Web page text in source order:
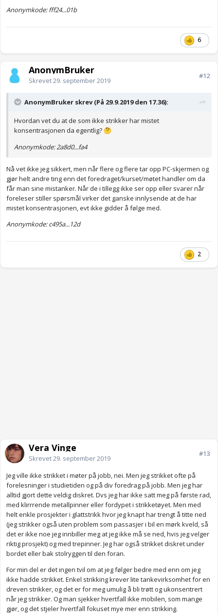
Anonymkode: fff24...01b
6
AnonymBruker
Skrevet29. september 2019
#12
AnonymBruker skrev (På 29.9.2019 den 17.36):
Hvordan vet du at de som ikke strikker har mistet
konsentrasjonen da egentlig? 🤔
Anonymkode: 2a8d0...fa4
Nå vet ikke jeg sikkert, men når flere og flere tar opp PC-skjermen og
gjør helt andre ting enn det foredraget/kurset/møtet handler om da
får man sine mistanker. Når de i tillegg ikke ser opp eller svarer når
foreleser stiller spørsmål virker det ganske innlysende at de har
mistet konsentrasjonen, evt ikke gidder å følge med.
Anonymkode: c495a...12d
2
Vera Vinge
Skrevet29. september 2019
#13
Jeg ville ikke strikket i møter på jobb, nei. Men jeg strikket ofte på
forelesninger i studietiden og på div foredrag på jobb. Men jeg har
alltid gjort dette veldig diskret. Dvs jeg har ikke satt meg på første rad,
med klirrrende metallpinner eller fordypet i strikketøyet. Men med
helt enkle prosjekter i glattstrikk hvor jeg knapt har trengt å titte ned
(jeg strikker også uten problem som passasjer i bil en mørk kveld, så
det er ikke noe jeg innbiller meg at jeg ikke må se ned, hvis jeg velger
riktig prosjekt) og med trepinner. Jeg har også strikket diskret under
bordet eller bak stolryggen til den foran.
For min del er det ingen tvil om at jeg følger bedre med enn om jeg
ikke hadde strikket. Enkel strikking krever lite tankevirksomhet for en
dreven strikker, og det er for meg umulig å bli trøtt og ukonsentrert
når jeg strikker. Og man sjekker hvertfall ikke mobilen, som mange
gjør, og det stjeler hvertfall fokuset mye mer enn strikking.